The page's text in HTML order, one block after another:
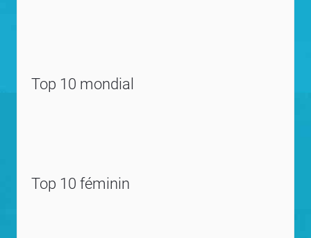
Top 10 mondial
Top 10 féminin